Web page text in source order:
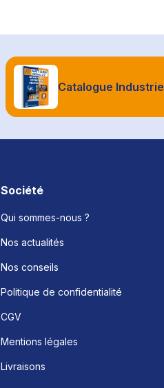
Catalogue Industrie
Société
Qui sommes-nous ?
Nos actualités
Nos conseils
Politique de confidentialité
CGV
Mentions légales
Livraisons